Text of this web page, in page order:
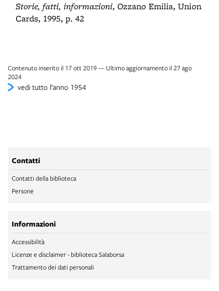
Storie, fatti, informazioni, Ozzano Emilia, Union
Cards, 1995, p. 42
Contenuto inserito il 17 ott 2019 — Ultimo aggiornamento il 27 ago
2024
vedi tutto l’anno 1954
Contatti
Contatti della biblioteca
Persone
Informazioni
Accessibilità
Licenze e disclaimer - biblioteca Salaborsa
Trattamento dei dati personali